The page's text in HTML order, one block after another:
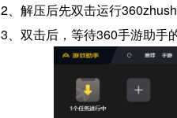
2、解压后先双击运行
3、双击后，等待360手游助手